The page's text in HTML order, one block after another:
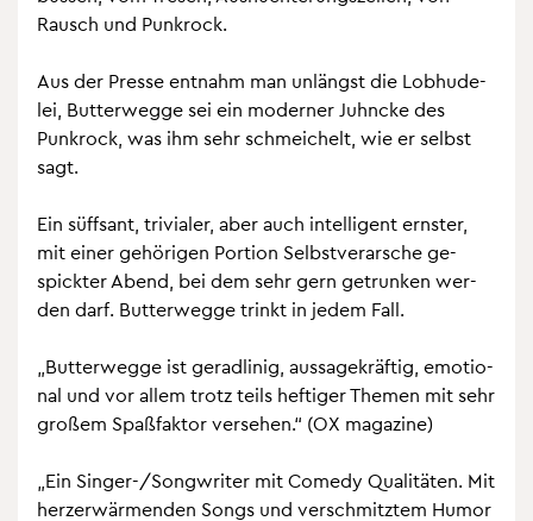
Rausch und Punk­rock.
Aus der Pres­se ent­nahm man un­längst die Lob­hu­de­
lei, But­ter­weg­ge sei ein mo­der­ner Juhn­cke des
Punk­rock, was ihm sehr schmei­chelt, wie er selbst
sagt.
Ein süff­sant, tri­via­ler, aber auch in­tel­li­gent erns­ter,
mit einer ge­hö­ri­gen Por­ti­on Selbst­ver­ar­sche ge­
spick­ter Abend, bei dem sehr gern ge­trun­ken wer­
den darf. But­ter­weg­ge trinkt in jedem Fall.
„But­ter­weg­ge ist ge­rad­li­nig, aus­sa­ge­kräf­tig, emo­tio­
nal und vor allem trotz teils hef­ti­ger The­men mit sehr
gro­ßem Spaßfak­tor ver­se­hen.“ (OX ma­ga­zi­ne)
„Ein Sin­ger-/Song­wri­ter mit Co­me­dy Qua­li­tä­ten. Mit
herz­er­wär­men­den Songs und ver­schmitz­tem Humor